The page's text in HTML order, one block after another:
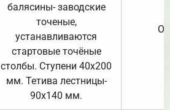
балясины- заводские
точеные,
устанавливаются
стартовые точёные
столбы. Ступени 40х200
мм. Тетива лестницы-
90х140 мм.